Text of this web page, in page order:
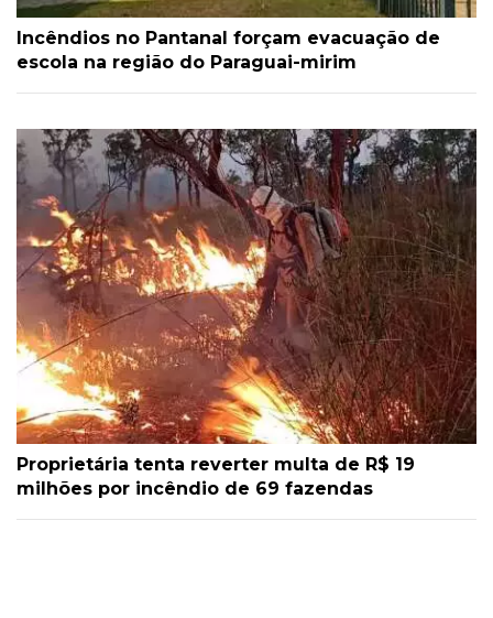
Incêndios no Pantanal forçam evacuação de
escola na região do Paraguai-mirim
Proprietária tenta reverter multa de R$ 19
milhões por incêndio de 69 fazendas